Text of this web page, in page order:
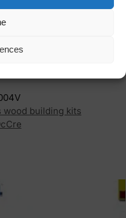
ditt i dag og
ta steget inn i en
wood building kits